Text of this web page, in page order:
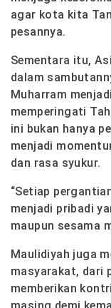
agar kota kita
pesannya.
Sementara itu,
dalam
Muharram
memperingati
ini bukan hanya
menjadi
dan rasa syukur.
“Setiap
menjadi pribadi
maupun sesama
Maulidiyah juga
masyarakat, dari
memberikan